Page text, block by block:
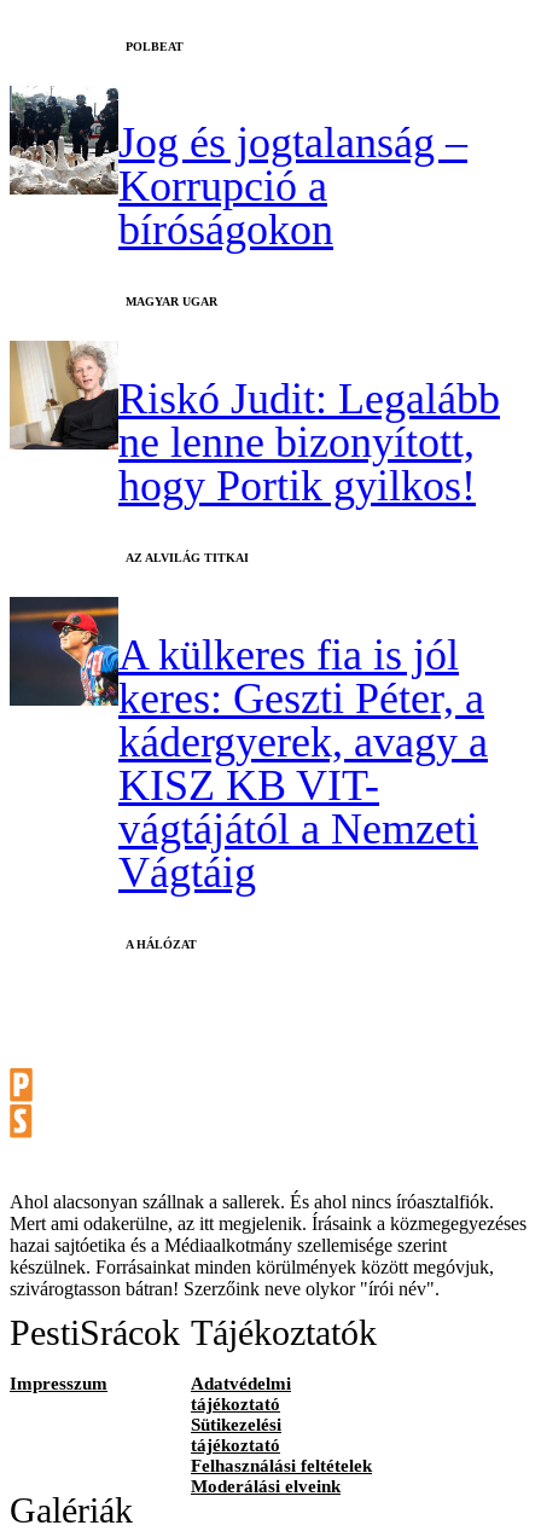
‎POLBEAT
Jog és jogtalanság –
Korrupció a
bíróságokon
MAGYAR UGAR
Riskó Judit: Legalább
ne lenne bizonyított,
hogy Portik gyilkos!
AZ ALVILÁG TITKAI
A külkeres fia is jól
keres: Geszti Péter, a
kádergyerek, avagy a
KISZ KB VIT-
vágtájától a Nemzeti
Vágtáig
A HÁLÓZAT
Ahol alacsonyan szállnak a sallerek. És ahol nincs íróasztalfiók.
Mert ami odakerülne, az itt megjelenik. Írásaink a közmegegyezéses
hazai sajtóetika és a Médiaalkotmány szellemisége szerint
készülnek. Forrásainkat minden körülmények között megóvjuk,
szivárogtasson bátran! Szerzőink neve olykor "írói név".
PestiSrácok
Impresszum
Tájékoztatók
Adatvédelmi
tájékoztató
Sütikezelési
tájékoztató
Felhasználási feltételek
Moderálási elveink
Galériák